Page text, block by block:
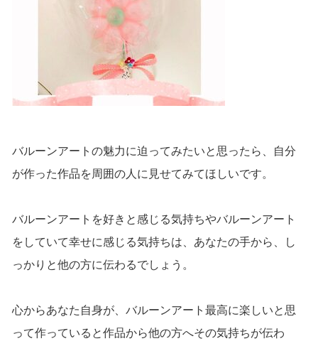
バルーンアートの魅力に迫ってみたいと思ったら、自分
が作った作品を周囲の人に見せてみてほしいです。
バルーンアートを好きと感じる気持ちやバルーンアート
をしていて幸せに感じる気持ちは、あなたの手から、し
っかりと他の方に伝わるでしょう。
心からあなた自身が、バルーンアート最高に楽しいと思
って作っていると作品から他の方へその気持ちが伝わ